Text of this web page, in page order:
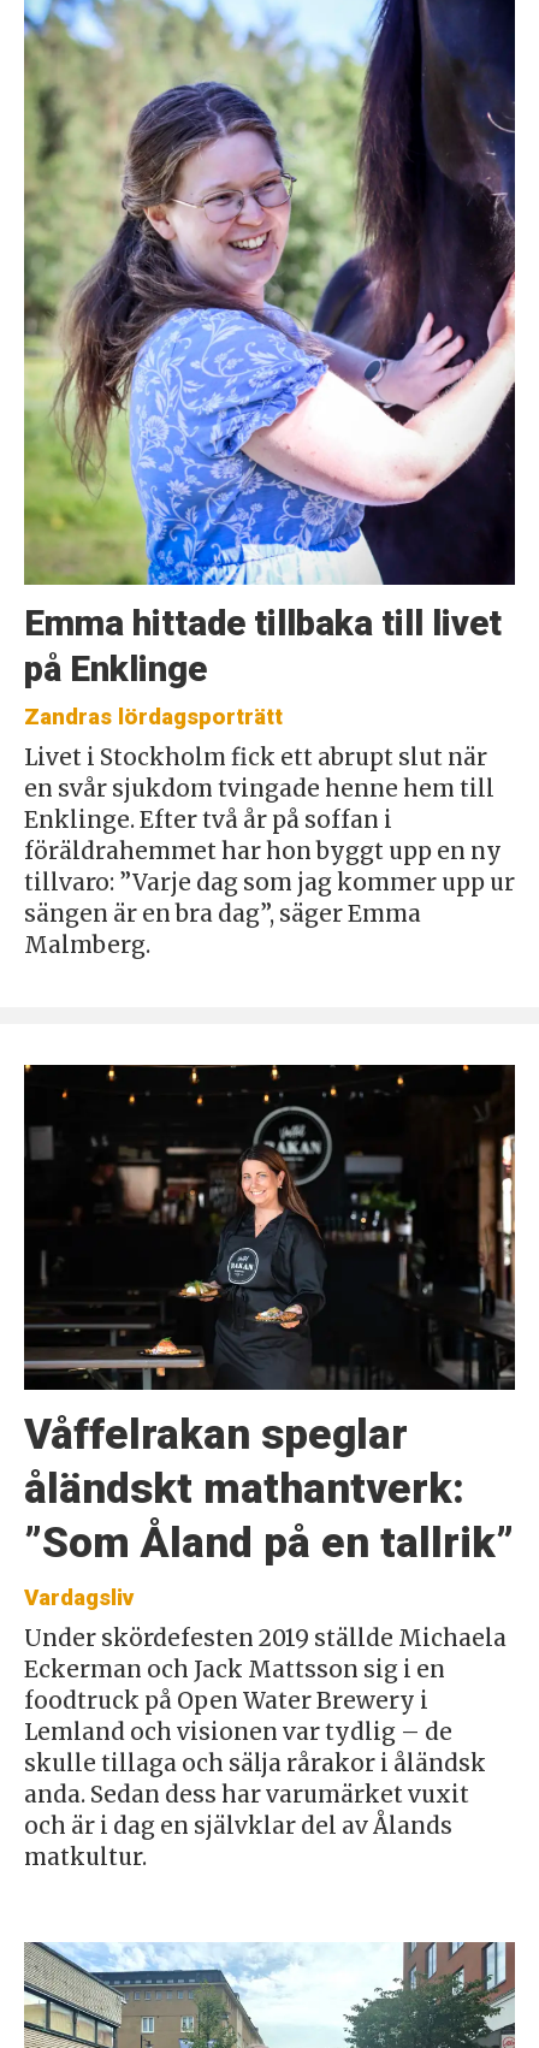
Emma hittade tillbaka till livet
på Enklinge
Zandras lördagsporträtt
Livet i Stockholm fick ett abrupt slut när
en svår sjukdom tvingade henne hem till
Enklinge. Efter två år på soffan i
föräldrahemmet har hon byggt upp en ny
tillvaro: ”Varje dag som jag kommer upp ur
sängen är en bra dag”, säger Emma
Malmberg.
Våffelrakan speglar
åländskt mathantverk:
”Som Åland på en tallrik”
Vardagsliv
Under skördefesten 2019 ställde Michaela
Eckerman och Jack Mattsson sig i en
foodtruck på Open Water Brewery i
Lemland och visionen var tydlig – de
skulle tillaga och sälja rårakor i åländsk
anda. Sedan dess har varumärket vuxit
och är i dag en självklar del av Ålands
matkultur.